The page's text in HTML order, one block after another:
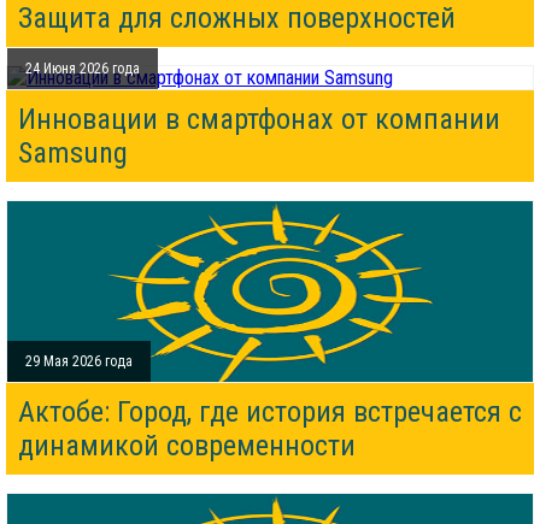
Защита для сложных поверхностей
24 Июня 2026 года
Инновации в смартфонах от компании
Samsung
29 Мая 2026 года
Актобе: Город, где история встречается с
динамикой современности